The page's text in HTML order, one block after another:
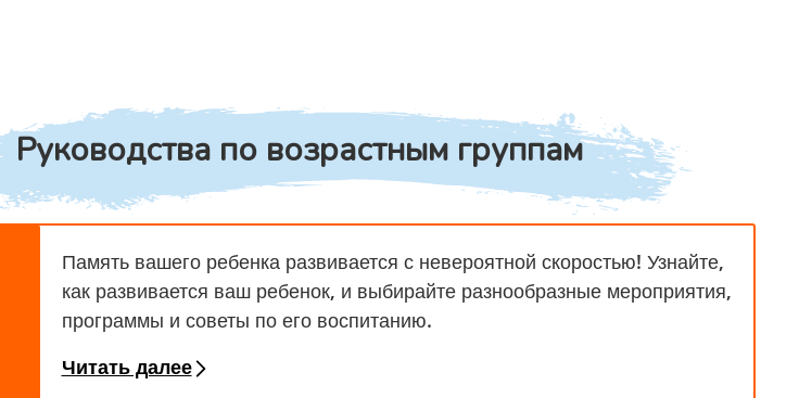
Руководства по возрастным группам
Память вашего ребенка развивается с невероятной скоростью! Узнайте,
как развивается ваш ребенок, и выбирайте разнообразные мероприятия,
программы и советы по его воспитанию.
Читать далее